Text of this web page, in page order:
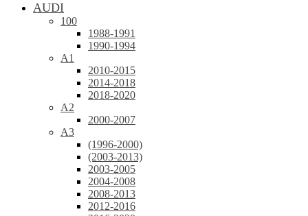
AUDI
100
1988-1991
1990-1994
A1
2010-2015
2014-2018
2018-2020
A2
2000-2007
A3
(1996-2000)
(2003-2013)
2003-2005
2004-2008
2008-2013
2012-2016